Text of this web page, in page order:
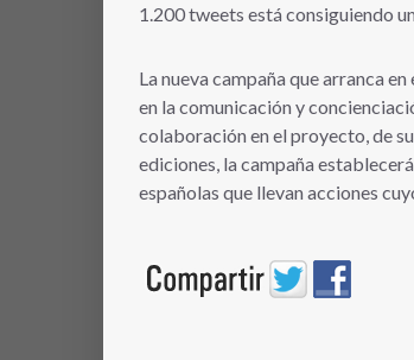
1.200 tweets está consiguiendo
La nueva campaña que arranca
en la comunicación y
colaboración en el proyecto, de su
ediciones, la campaña
españolas que llevan acciones